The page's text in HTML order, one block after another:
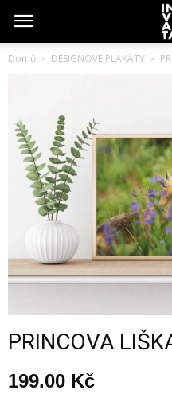
Domů DESIGNOVÉ PLAKÁTY
PRINCOVA
199.00 Kč